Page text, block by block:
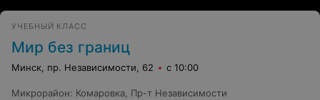
УЧЕБНЫЙ КЛАСС
Мир без границ
Минск, пр. Независимости, 62 с 10:00
Микрорайон: Комаровка Пр-т Независимости